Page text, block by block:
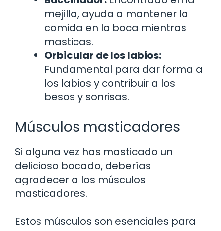
mejilla, ayuda a mantener la
comida en la boca mientras
masticas.
Orbicular de los labios:
Fundamental para dar forma a
los labios y contribuir a los
besos y sonrisas.
Músculos masticadores
Si alguna vez has masticado un
delicioso bocado, deberías
agradecer a los músculos
masticadores.
Estos músculos son esenciales para